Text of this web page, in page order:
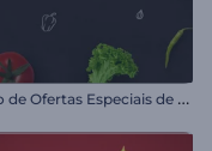
P
romo de Ofertas Especiais de Restaurante